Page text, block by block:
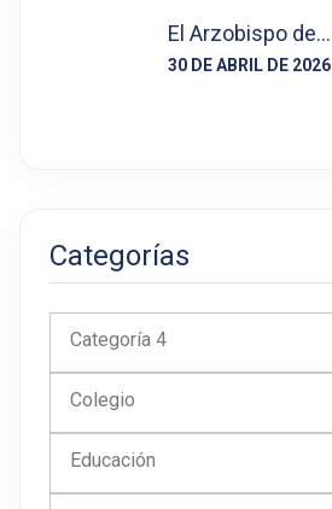
El Arzobispo de…
30 DE ABRIL DE 2026
Categorías
Categoría 4
Colegio
Educación